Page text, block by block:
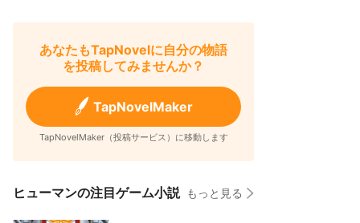
あなたもTapNovelに自分の物語
を投稿してみませんか？
TapNovelMaker
TapNovelMaker（投稿サービス）に移動します
ヒューマンの注目ゲーム小説 もっと見る